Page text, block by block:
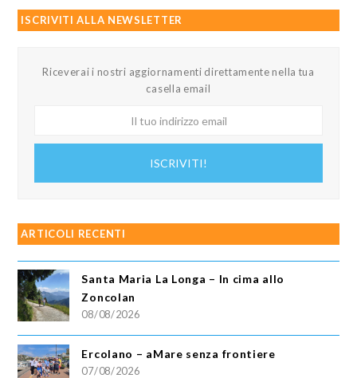
ISCRIVITI ALLA NEWSLETTER
Riceverai i nostri aggiornamenti direttamente nella tua
casella email
ISCRIVITI!
ARTICOLI RECENTI
Santa Maria La Longa – In cima allo
Zoncolan
08/08/2026
Ercolano – aMare senza frontiere
07/08/2026